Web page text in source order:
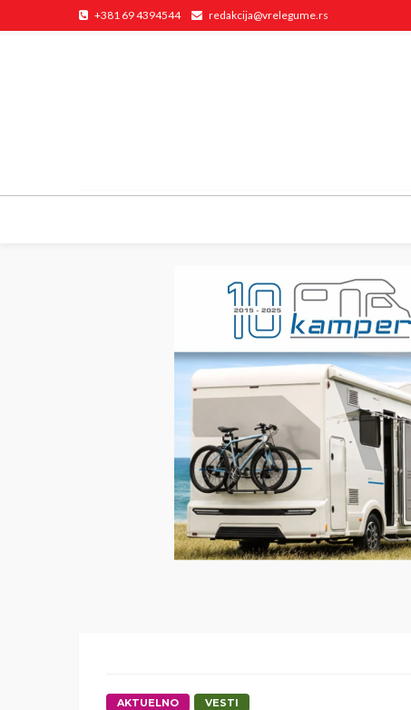
+381 69 4394544 redakcija@vrelegume.rs
AKTUELNO VESTI